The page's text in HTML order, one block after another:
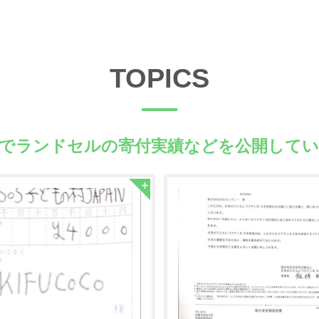
TOPICS
ランドセルの寄付実績などを公開して